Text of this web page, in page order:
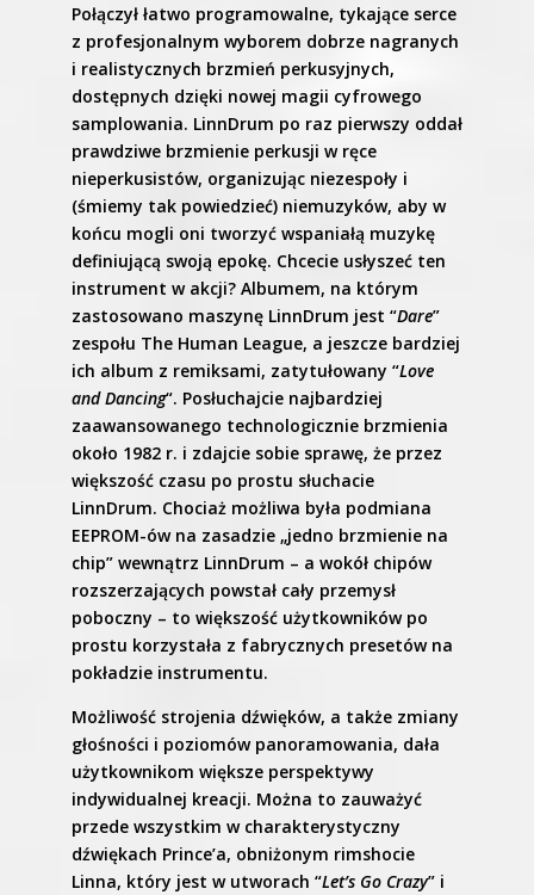
Połączył łatwo programowalne, tykające serce
z profesjonalnym wyborem dobrze nagranych
i realistycznych brzmień perkusyjnych,
dostępnych dzięki nowej magii cyfrowego
samplowania. LinnDrum po raz pierwszy oddał
prawdziwe brzmienie perkusji w ręce
nieperkusistów, organizując niezespoły i
(śmiemy tak powiedzieć) niemuzyków, aby w
końcu mogli oni tworzyć wspaniałą muzykę
definiującą swoją epokę. Chcecie usłyszeć ten
instrument w akcji? Albumem, na którym
zastosowano maszynę LinnDrum jest “Dare”
zespołu The Human League, a jeszcze bardziej
ich album z remiksami, zatytułowany “Love
and Dancing“. Posłuchajcie najbardziej
zaawansowanego technologicznie brzmienia
około 1982 r. i zdajcie sobie sprawę, że przez
większość czasu po prostu słuchacie
LinnDrum. Chociaż możliwa była podmiana
EEPROM-ów na zasadzie „jedno brzmienie na
chip” wewnątrz LinnDrum – a wokół chipów
rozszerzających powstał cały przemysł
poboczny – to większość użytkowników po
prostu korzystała z fabrycznych presetów na
pokładzie instrumentu.
Możliwość strojenia dźwięków, a także zmiany
głośności i poziomów panoramowania, dała
użytkownikom większe perspektywy
indywidualnej kreacji. Można to zauważyć
przede wszystkim w charakterystyczny
dźwiękach Prince’a, obniżonym rimshocie
Linna, który jest w utworach “Let’s Go Crazy” i